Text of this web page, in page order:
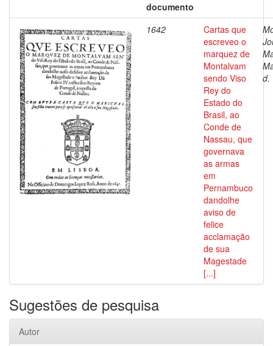
documento
1642
Cartas que
escreveo o
marquez de
Montalvam
sendo Viso
Rey do
Estado do
Brasil, ao
Conde de
Nassau, que
governava
as armas
em
Pernambuco
dandolhe
aviso de
felice
acclamação
de sua
Magestade
[...]
d.
Sugestões de pesquisa
Autor